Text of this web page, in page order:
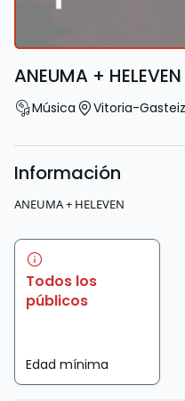
ANEUMA +
Música Vitoria-Gasteiz
Información
ANEUMA + HELEVEN
Todos los
públicos
Edad mínima